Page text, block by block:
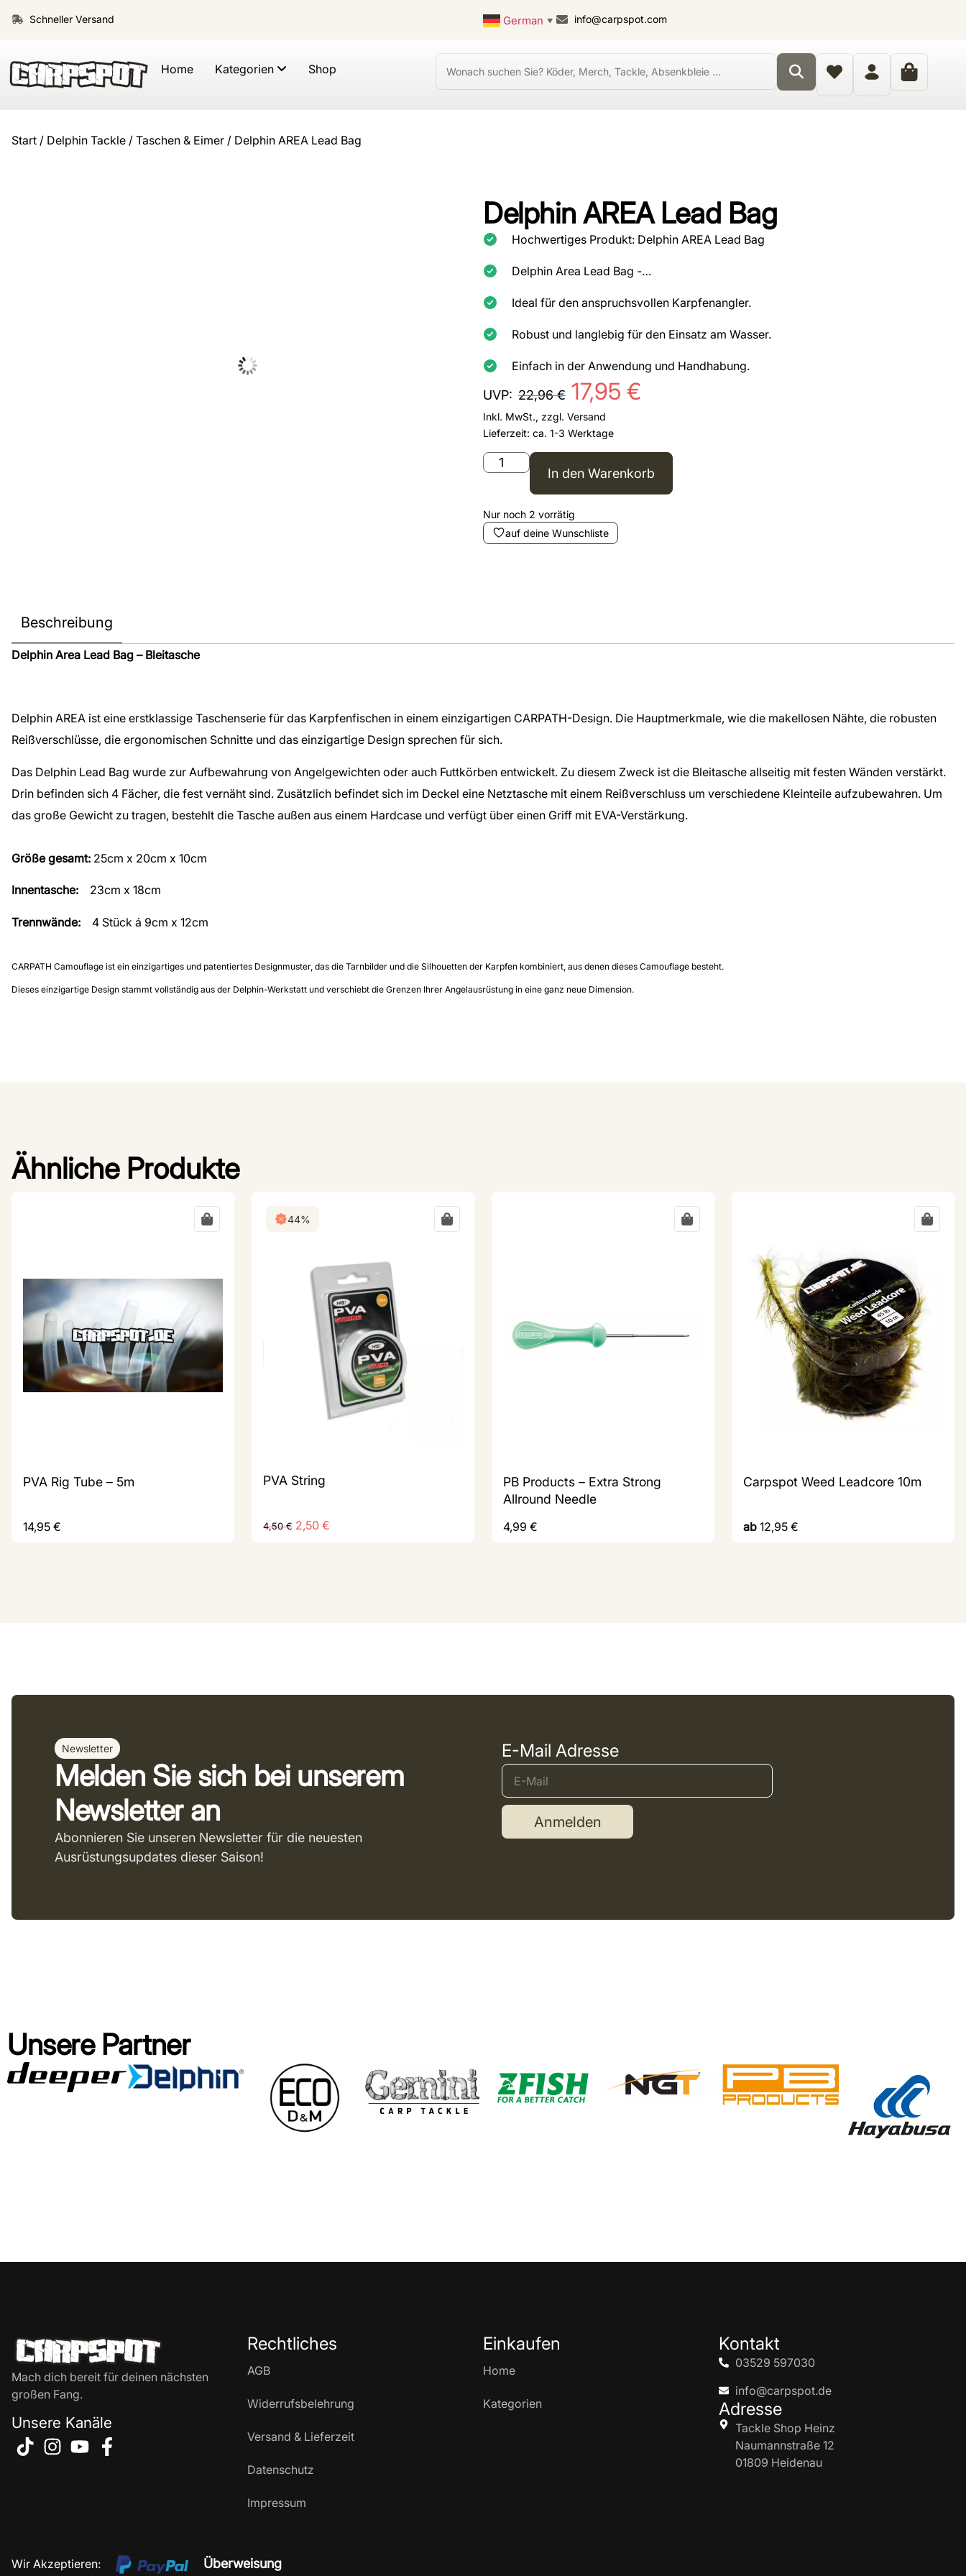
Schneller Versand German ▼ info@carpspot.com
Home Kategorien Shop
Start / Delphin Tackle / Taschen & Eimer / Delphin AREA Lead Bag
Delphin AREA Lead Bag
Hochwertiges Produkt: Delphin AREA Lead Bag
Delphin Area Lead Bag -…
Ideal für den anspruchsvollen Karpfenangler.
Robust und langlebig für den Einsatz am Wasser.
Einfach in der Anwendung und Handhabung.
UVP: 22,96€ 17,95 €
Inkl. MwSt., zzgl. Versand
Lieferzeit: ca. 1-3 Werktage
In den Warenkorb
Nur noch 2 vorrätig
auf deine Wunschliste
Beschreibung
Delphin Area Lead Bag – Bleitasche
Delphin AREA ist eine erstklassige Taschenserie für das Karpfenfischen in einem einzigartigen CARPATH-Design. Die Hauptmerkmale, wie die makellosen Nähte, die robusten
Reißverschlüsse, die ergonomischen Schnitte und das einzigartige Design sprechen für sich.
Das Delphin Lead Bag wurde zur Aufbewahrung von Angelgewichten oder auch Futtkörben entwickelt. Zu diesem Zweck ist die Bleitasche allseitig mit festen Wänden verstärkt.
Drin befinden sich 4 Fächer, die fest vernäht sind. Zusätzlich befindet sich im Deckel eine Netztasche mit einem Reißverschluss um verschiedene Kleinteile aufzubewahren. Um
das große Gewicht zu tragen, bestehlt die Tasche außen aus einem Hardcase und verfügt über einen Griff mit EVA-Verstärkung.
Größe gesamt: 25cm x 20cm x 10cm
Innentasche: 23cm x 18cm
Trennwände: 4 Stück á 9cm x 12cm
CARPATH Camouflage ist ein einzigartiges und patentiertes Designmuster, das die Tarnbilder und die Silhouetten der Karpfen kombiniert, aus denen dieses Camouflage besteht.
Dieses einzigartige Design stammt vollständig aus der Delphin-Werkstatt und verschiebt die Grenzen Ihrer Angelausrüstung in eine ganz neue Dimension.
Ähnliche Produkte
PVA Rig Tube – 5m
14,95 €
44%
PVA String
4,50€ 2,50 €
PB Products – Extra Strong
Allround Needle
4,99 €
Carpspot Weed Leadcore 10m
ab 12,95 €
Newsletter
Melden Sie sich bei unserem
Newsletter an
Abonnieren Sie unseren Newsletter für die neuesten
Ausrüstungsupdates dieser Saison!
E-Mail Adresse
Anmelden
Unsere Partner
Mach dich bereit für deinen nächsten
großen Fang.
Unsere Kanäle
Rechtliches
AGB
Widerrufsbelehrung
Versand & Lieferzeit
Datenschutz
Impressum
Einkaufen
Home
Kategorien
Kontakt
03529 597030
info@carpspot.de
Adresse
Tackle Shop Heinz
Naumannstraße 12
01809 Heidenau
Wir Akzeptieren: Überweisung